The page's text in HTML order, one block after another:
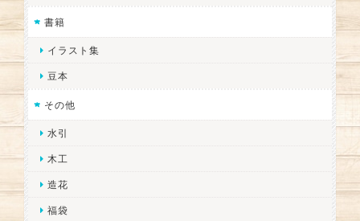
書籍
イラスト集
豆本
その他
水引
木工
造花
福袋